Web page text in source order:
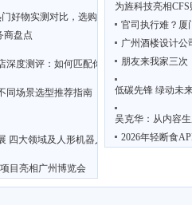
好物实测对比，选购避坑指南
商盘点
深度测评：如何匹配你的配镜需求？
同场景选型推荐指南
四大领域及人形机器人创新方案智启无界
目亮相广州博览会
为旌科技亮相
官司执行难？厦
广州酒楼设计公
朋友来我家三次
低碳先锋 绿动未
吴克华：从内容
2026年轻断食